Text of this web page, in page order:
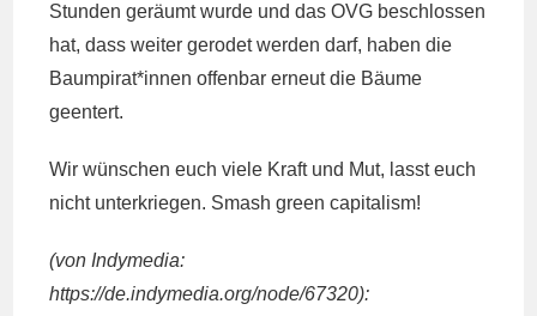
Stunden geräumt wurde und das OVG beschlossen
hat, dass weiter gerodet werden darf, haben die
Baumpirat*innen offenbar erneut die Bäume
geentert.
Wir wünschen euch viele Kraft und Mut, lasst euch
nicht unterkriegen. Smash green capitalism!
(von Indymedia:
https://de.indymedia.org/node/67320):